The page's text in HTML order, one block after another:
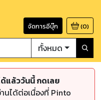
จัดการอีบุ๊ก (0)
ทั้งหมด
แล้ววันนี้ กดเลย
นได้ต่อเนื่องที่ Pinto